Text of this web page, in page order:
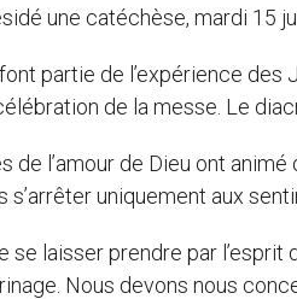
une catéchèse, mardi 15
partie de l’expérience des
de la messe. Le
de l’amour de Dieu ont
s’arrêter uniquement aux
se laisser prendre par
Nous devons nous